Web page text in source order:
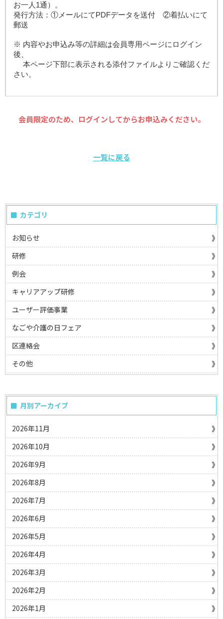
お一人1通）。
発行方法：①メールにてPDFデータを送付 ②着払いにて
郵送
※ 内容やお申込み等の詳細は会員専用ページにログイン
後、
本ページ下部に表示される添付ファイルよりご確認くだ
さい。
会員限定のため、ログインしてからお申込みください。
一覧に戻る
カテゴリ
お知らせ
研修
例会
キャリアアップ研修
ユーザー評価事業
なごや介護の日フェア
区連絡会
その他
月別アーカイブ
2026年11月
2026年10月
2026年9月
2026年8月
2026年7月
2026年6月
2026年5月
2026年4月
2026年3月
2026年2月
2026年1月